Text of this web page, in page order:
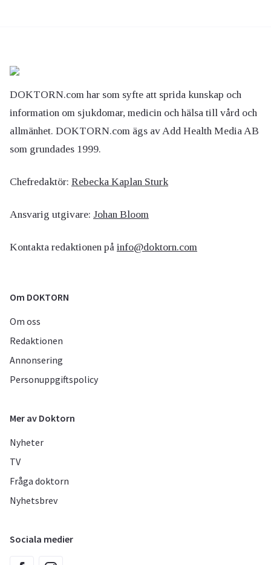
DOKTORN.com har som syfte att sprida kunskap och
information om sjukdomar, medicin och hälsa till vård och
allmänhet. DOKTORN.com ägs av Add Health Media AB
som grundades 1999.
Chefredaktör: Rebecka Kaplan Sturk
Ansvarig utgivare: Johan Bloom
Kontakta redaktionen på info@doktorn.com
Om DOKTORN
Om oss
Redaktionen
Annonsering
Personuppgiftspolicy
Mer av Doktorn
Nyheter
TV
Fråga doktorn
Nyhetsbrev
Sociala medier